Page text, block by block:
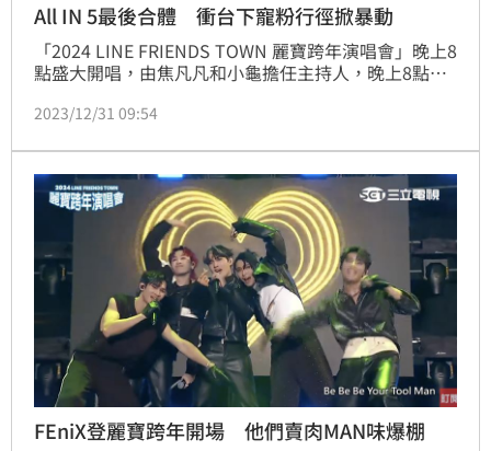
All IN 5最後合體 衝台下寵粉行徑掀暴動
「2024 LINE FRIENDS TOWN 麗寶跨年演唱會」晚上8
點盛大開唱，由焦凡凡和小龜擔任主持人，晚上8點由
凱揚，第四組表演來賓則是同樣擁有高人氣的男團ALL
將退團，也因此這場表演將是他們最好一次的5人合
體。
2023/12/31 09:54
FEniX登麗寶跨年開場 他們賣肉MAN味爆棚